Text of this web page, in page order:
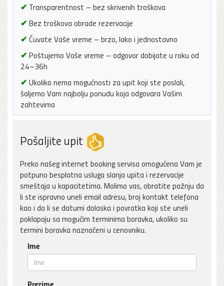
✔ Transparentnost – bez skrivenih troškova
✔ Bez troškova obrade rezervacije
✔ Čuvate Vaše vreme – brzo, lako i jednostavno
✔ Poštujemo Vaše vreme – odgovor dobijate u roku od
24–36h
✔ Ukoliko nema mogućnosti za upit koji ste poslali,
šaljemo Vam najbolju ponudu koja odgovara Vašim
zahtevima
Pošaljite upit
Preko našeg internet booking servisa omogućena Vam je
potpuno besplatna usluga slanja upita i rezervacije
smeštaja u kapacitetima. Molimo vas, obratite pažnju da
li ste ispravno uneli email adresu, broj kontakt telefona
kao i da li se datumi dolaska i povratka koji ste uneli
poklapaju sa mogućim terminima boravka, ukoliko su
termini boravka naznačeni u cenovniku.
Ime
Prezime